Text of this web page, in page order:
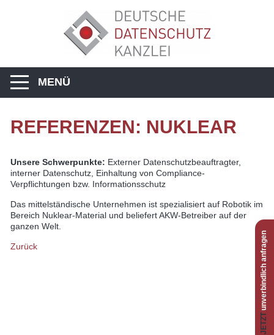
MENÜ
REFERENZEN: NUKLEAR
Unsere Schwerpunkte: Externer Datenschutzbeauftragter,
interner Datenschutz, Einhaltung von Compliance-
Verpflichtungen bzw. Informationsschutz
Das mittelständische Unternehmen ist spezialisiert auf Robotik im
Bereich Nuklear-Material und beliefert AKW-Betreiber auf der
ganzen Welt.
Zurück
JETZT
unverbindlich anfragen